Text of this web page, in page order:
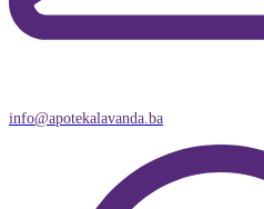
info@apotekalavanda.ba